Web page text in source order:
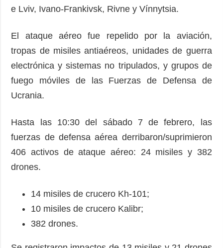
e Lviv, Ivano-Frankivsk, Rivne y Vínnytsia.
El ataque aéreo fue repelido por la aviación,
tropas de misiles antiaéreos, unidades de guerra
electrónica y sistemas no tripulados, y grupos de
fuego móviles de las Fuerzas de Defensa de
Ucrania.
Hasta las 10:30 del sábado 7 de febrero, las
fuerzas de defensa aérea derribaron/suprimieron
406 activos de ataque aéreo: 24 misiles y 382
drones.
14 misiles de crucero Kh-101;
10 misiles de crucero Kalibr;
382 drones.